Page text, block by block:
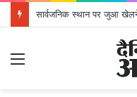
सार्वजनिक स्थान पर जुआ खेलने